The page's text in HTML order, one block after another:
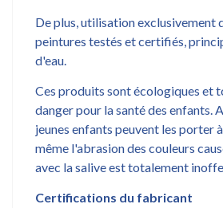
De plus, utilisation exclusivement
peintures testés et certifiés,
d'eau.
Ces produits sont écologiques et
danger pour la santé des enfants.
jeunes enfants peuvent les porter
même l'abrasion des couleurs
avec la salive est totalement
Certifications du fabricant